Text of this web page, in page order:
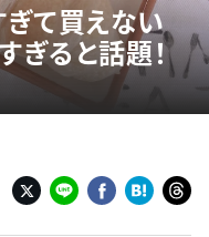
ぎて買えない
ぎると話題！